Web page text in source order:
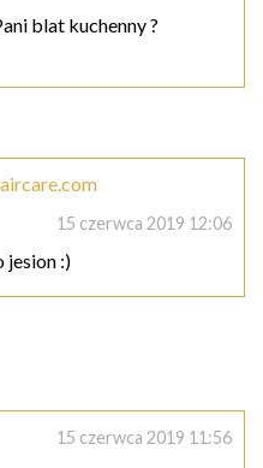
blat kuchenny ?
15 czerwca 2019 12:06
jesion :)
15 czerwca 2019 11:56